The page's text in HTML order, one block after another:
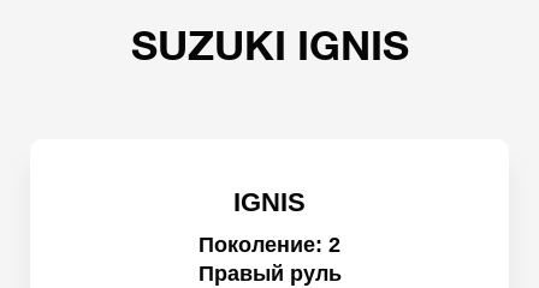
SUZUKI IGNIS
IGNIS
Поколение: 2
Правый руль